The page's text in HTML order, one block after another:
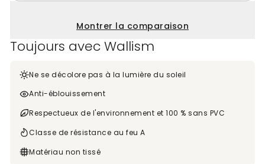
Montrer la comparaison
Toujours avec Wallism
Ne se décolore pas à la lumière du soleil
Anti-éblouissement
Respectueux de l'environnement et 100 % sans PVC
Classe de résistance au feu A
Matériau non tissé